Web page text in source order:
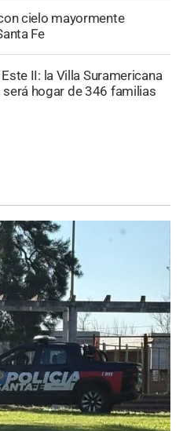
cielo mayormente
Fe
II: la Villa Suramericana
hogar de 346 familias